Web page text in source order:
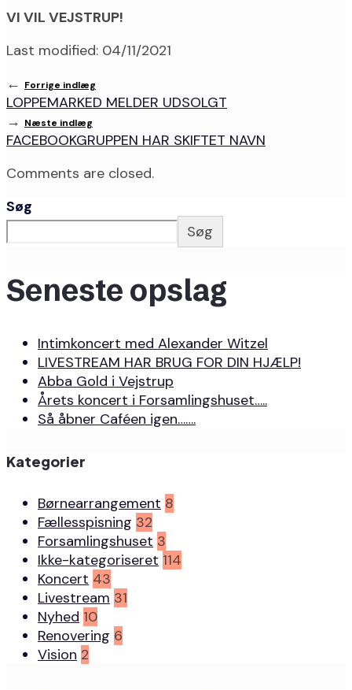
VI VIL VEJSTRUP!
Last modified: 04/11/2021
← Forrige indlæg
LOPPEMARKED MELDER UDSOLGT
→ Næste indlæg
FACEBOOKGRUPPEN HAR SKIFTET NAVN
Comments are closed.
Søg
Søg
Seneste opslag
Intimkoncert med Alexander Witzel
LIVESTREAM HAR BRUG FOR DIN HJÆLP!
Abba Gold i Vejstrup
Årets koncert i Forsamlingshuset…..
Så åbner Caféen igen…….
Kategorier
Børnearrangement 8
Fællesspisning 32
Forsamlingshuset 3
Ikke-kategoriseret 114
Koncert 43
Livestream 31
Nyhed 10
Renovering 6
Vision 2